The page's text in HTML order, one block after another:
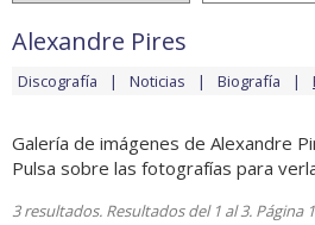
Alexandre Pires
Discografía Noticias Biografía
Galería de imágenes de Alexandre
Pulsa sobre las fotografías para
3 resultados. Resultados del 1 al 3. Página